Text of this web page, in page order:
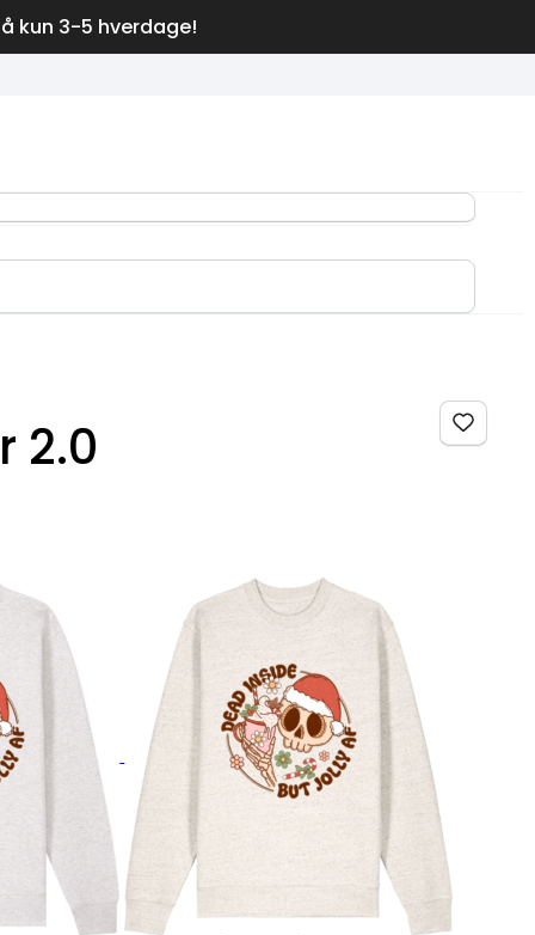
kun 3-5 hverdage!
2.0